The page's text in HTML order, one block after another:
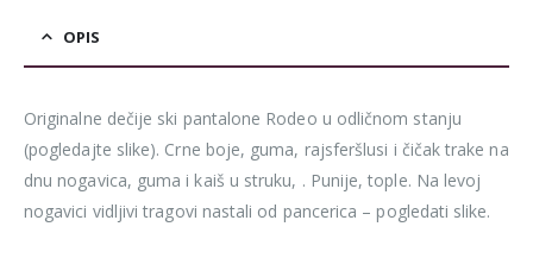
OPIS
Originalne dečije ski pantalone Rodeo u odličnom stanju
(pogledajte slike). Crne boje, guma, rajsferšlusi i čičak trake na
dnu nogavica, guma i kaiš u struku, . Punije, tople. Na levoj
nogavici vidljivi tragovi nastali od pancerica – pogledati slike.